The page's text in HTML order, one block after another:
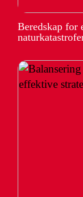
Beredskap for